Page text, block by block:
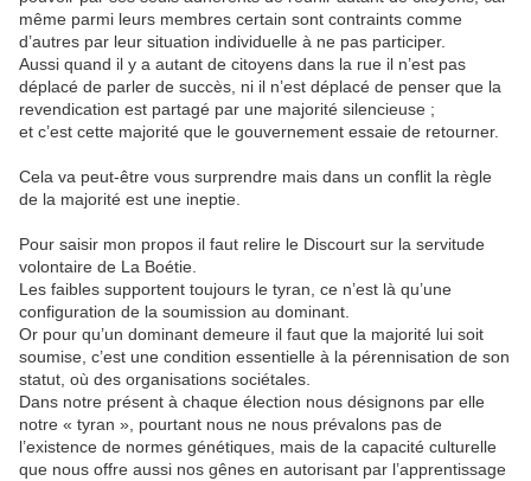
même parmi leurs membres certain sont contraints comme
d’autres par leur situation individuelle à ne pas participer.
Aussi quand il y a autant de citoyens dans la rue il n’est pas
déplacé de parler de succès, ni il n’est déplacé de penser que la
revendication est partagé par une majorité silencieuse ;
et c’est cette majorité que le gouvernement essaie de retourner.
Cela va peut-être vous surprendre mais dans un conflit la règle
de la majorité est une ineptie.
Pour saisir mon propos il faut relire le Discourt sur la servitude
volontaire de La Boétie.
Les faibles supportent toujours le tyran, ce n’est là qu’une
configuration de la soumission au dominant.
Or pour qu’un dominant demeure il faut que la majorité lui soit
soumise, c’est une condition essentielle à la pérennisation de son
statut, où des organisations sociétales.
Dans notre présent à chaque élection nous désignons par elle
notre « tyran », pourtant nous ne nous prévalons pas de
l’existence de normes génétiques, mais de la capacité culturelle
que nous offre aussi nos gênes en autorisant par l’apprentissage